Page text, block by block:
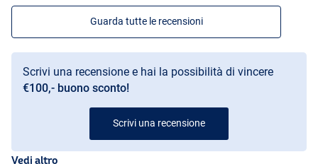
Perch
Pike
Guarda tutte le recensioni
Scrivi una recensione e hai la possibilità di vincere
€100,- buono sconto!
Scrivi una recensione
Vedi altro